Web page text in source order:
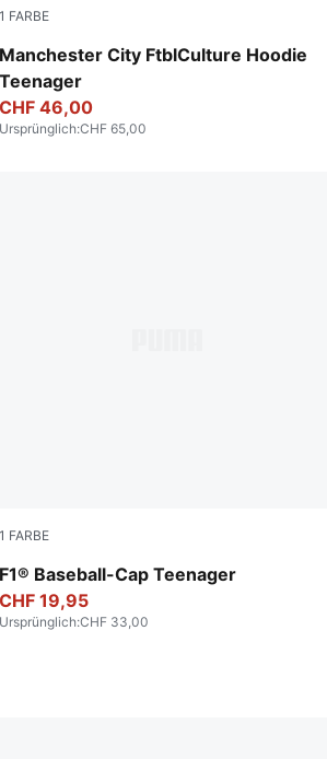
1 FARBE
Manchester City FtblCulture Hoodie
Teenager
Green Terrain-Sea Glass
CHF 46,00
Ursprünglich:CHF 65,00
White
1 FARBE
F1® Baseball-Cap Teenager
Puma Black
CHF 19,95
Ursprünglich:CHF 33,00